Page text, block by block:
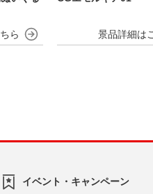
イベント・キャンペーン